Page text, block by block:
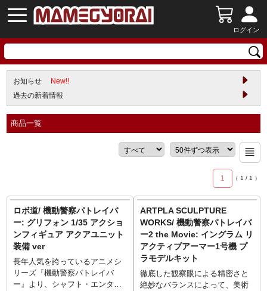
ログイン
お知らせ
New!!
過去の新着情報
商品一覧
1 （ 1 / 1 ）
ロボ道/ 機動警察パトレイバ
ー: グリフォン 1/35 アクショ
ンフィギュア アクアユニット
装備 ver
長年人気を誇っているアニメシ
リーズ『機動警察パトレイバ
ー』より、シャフト・エンター
ARTPLA SCULPTURE
WORKS/ 機動警察パトレイバ
ー2 the Movie: イングラム リ
アクティブアーマー1号機 プ
ラモデルキット
徹底した観察眼による精密さと
絶妙なバランスによって、美術